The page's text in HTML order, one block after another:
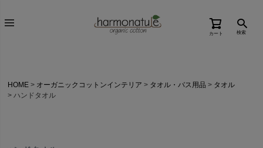
カート 検索
HOME オーガニックコットンインテリア タオル・バス用品
タオル
ハンドタオル